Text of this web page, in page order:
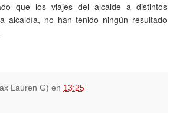
que los viajes del alcalde a distintos
alcaldía, no han tenido ningún resultado
Lauren G) en 13:25